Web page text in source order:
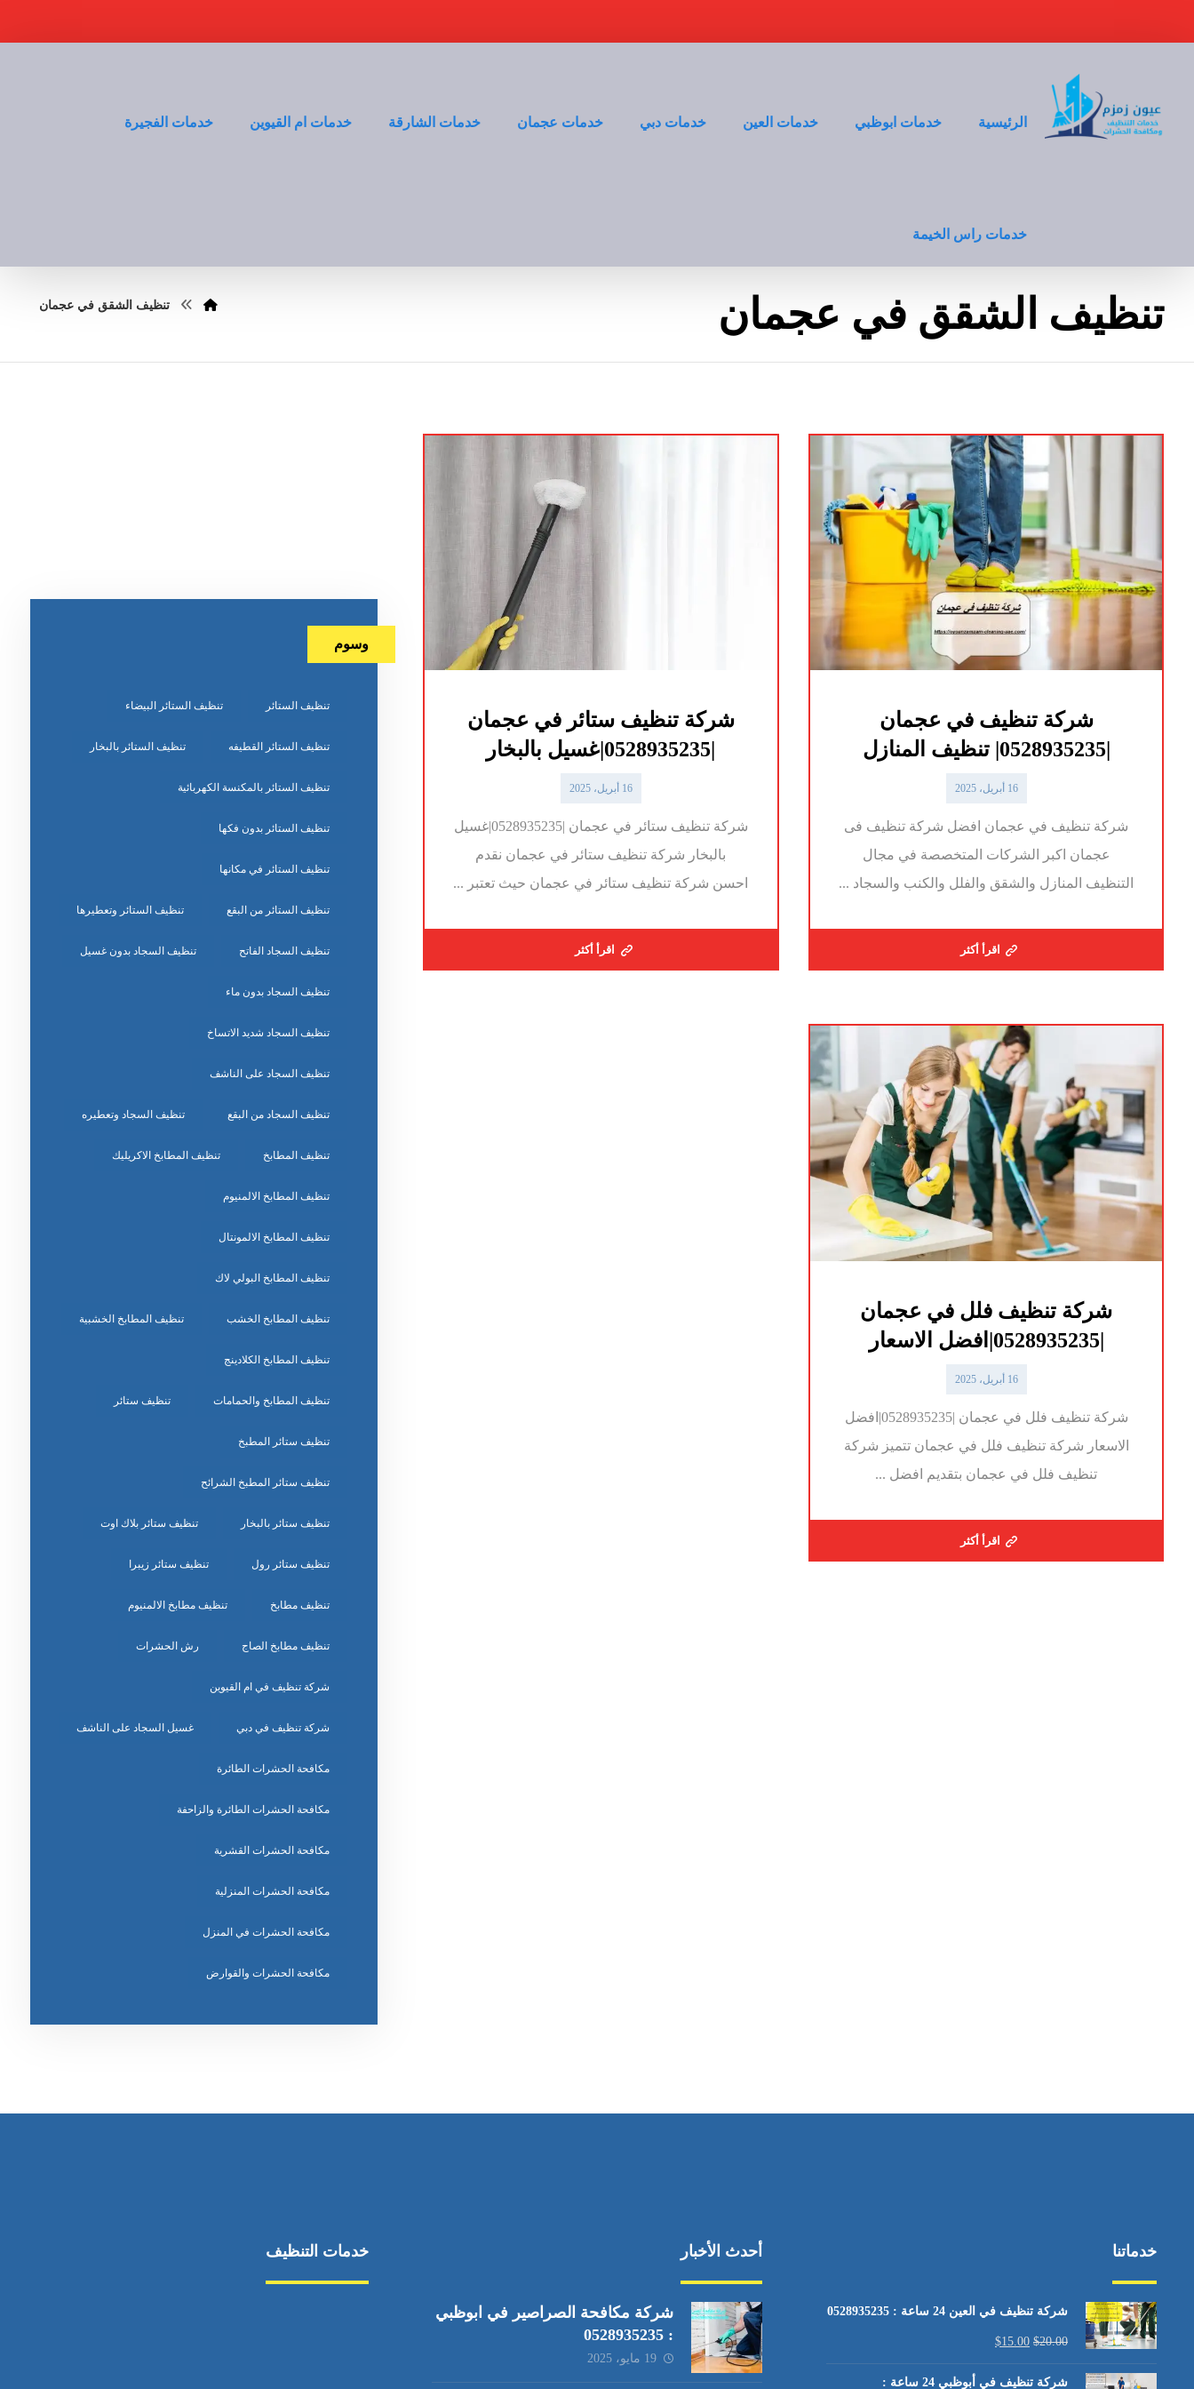
الرئيسية خدمات ابوظبي خدمات العين خدمات دبي خدمات عجمان خدمات الشارقة خدمات ام القيوين خدمات الفجيرة
خدمات راس الخيمة
تنظيف الشقق في عجمان تنظيف الشقق في عجمان
شركة تنظيف في عجمان
|0528935235| تنظيف المنازل
16 أبريل، 2025
شركة تنظيف في عجمان افضل شركة تنظيف فى
عجمان اكبر الشركات المتخصصة في مجال
التنظيف المنازل والشقق والفلل والكنب والسجاد ...
اقرأ أكثر
شركة تنظيف ستائر في عجمان
16 أبريل، 2025
شركة تنظيف ستائر في عجمان |0528935235|غسيل
بالبخار شركة تنظيف ستائر في عجمان نقدم
احسن شركة تنظيف ستائر في عجمان حيث تعتبر ...
اقرأ أكثر
شركة تنظيف فلل في عجمان
|0528935235|افضل الاسعار
16 أبريل، 2025
شركة تنظيف فلل في عجمان |0528935235|افضل
الاسعار شركة تنظيف فلل في عجمان تتميز شركة
تنظيف فلل في عجمان بتقديم افضل ...
اقرأ أكثر
وسوم
تنظيف الستائر تنظيف الستائر البيضاء
تنظيف الستائر القطيفه تنظيف الستائر بالبخار
تنظيف الستائر بالمكنسة الكهربائية
تنظيف الستائر بدون فكها
تنظيف الستائر في مكانها
تنظيف الستائر من البقع تنظيف الستائر وتعطيرها
تنظيف السجاد الفاتح تنظيف السجاد بدون غسيل
تنظيف السجاد بدون ماء
تنظيف السجاد شديد الاتساخ
تنظيف السجاد على الناشف
تنظيف السجاد من البقع تنظيف السجاد وتعطيره
تنظيف المطابخ تنظيف المطابخ الاكريليك
تنظيف المطابخ الالمنيوم
تنظيف المطابخ الالمونتال
تنظيف المطابخ البولي لاك
تنظيف المطابخ الخشب تنظيف المطابخ الخشبية
تنظيف المطابخ الكلادينج
تنظيف المطابخ والحمامات تنظيف ستائر
تنظيف ستائر المطبخ
تنظيف ستائر المطبخ الشرائح
تنظيف ستائر بالبخار تنظيف ستائر بلاك اوت
تنظيف ستائر رول تنظيف ستائر زيبرا
تنظيف مطابخ تنظيف مطابخ الالمنيوم
تنظيف مطابخ الصاج رش الحشرات
شركة تنظيف في ام القيوين
شركة تنظيف في دبي غسيل السجاد على الناشف
مكافحة الحشرات الطائرة
مكافحة الحشرات الطائرة والزاحفة
مكافحة الحشرات القشرية
مكافحة الحشرات المنزلية
مكافحة الحشرات في المنزل
مكافحة الحشرات والقوارض
خدماتنا
شركة تنظيف في العين 24 ساعة : 0528935235
$20.00
$15.00
شركة تنظيف في أبوظبي 24 ساعة :
أحدث الأخبار
شركة مكافحة الصراصير في ابوظبي
: 0528935235
19 مايو، 2025
خدمات التنظيف